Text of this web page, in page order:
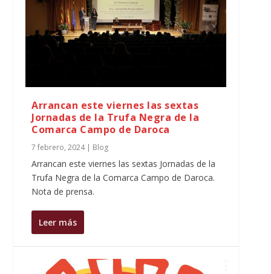
Arrancan este viernes las sextas
Jornadas de la Trufa Negra de la
Comarca Campo de Daroca
7 febrero, 2024| Blog
Arrancan este viernes las sextas Jornadas de la
Trufa Negra de la Comarca Campo de Daroca.
Nota de prensa.
Leer más